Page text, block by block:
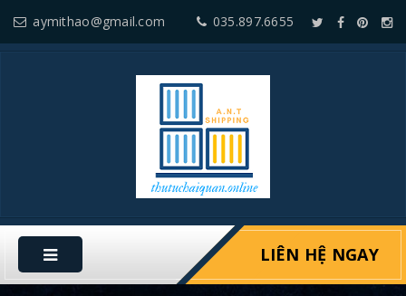
aymithao@gmail.com 035.897.6655
LIÊN HỆ NGAY